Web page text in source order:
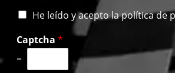
H
l
í
He leído y acepto la política de
Captcha*
=